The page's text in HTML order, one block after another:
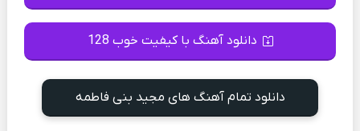
دانلود آهنگ با کیفیت خوب 128
دانلود تمام آهنگ های مجید بنی فاطمه